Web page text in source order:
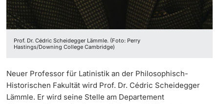
Prof. Dr. Cédric Scheidegger Lämmle. (Foto: Perry
Hastings/Downing College Cambridge)
Neuer Professor für Latinistik an der Philosophisch-
Historischen Fakultät wird Prof. Dr. Cédric Scheidegger
Lämmle. Er wird seine Stelle am Departement